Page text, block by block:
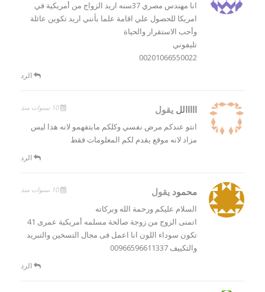
انا مهندس مصري 37سنه اريد الزواج من أمريكية في
امريكا للحصول علي اقامة علما بأنني اريد تكوين عائلة
وأحب الاستقرار والحياة
تليفوني
00201066550022
الرد
ااااالل يقول 10 سنوات منذ
انتو عندكم مرض نفسي وكلكم مابتفهمو لانه هذا ليس
مزاد لانه موقع يقدم لكم المعلومات فقط
الرد
محمود يقول 10 سنوات منذ
السلام عليكم ورحمة الله وبركاته
اتمنى الزوج من زوجة صالحة مسلمه أمريكية عمرى 41
تكون سوداء اللون انا اعمل فى مجال التسخين والتبريد
والتكييف 00966596611337
الرد